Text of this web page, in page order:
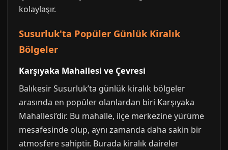
kolaylaşır.
Susurluk'ta Popüler Günlük Kiralık
Bölgeler
Karşıyaka Mahallesi ve Çevresi
Balıkesir Susurluk’ta günlük kiralık bölgeler
arasında en popüler olanlardan biri Karşıyaka
Mahallesi’dir. Bu mahalle, ilçe merkezine yürüme
mesafesinde olup, aynı zamanda daha sakin bir
atmosfere sahiptir. Burada kiralık daireler